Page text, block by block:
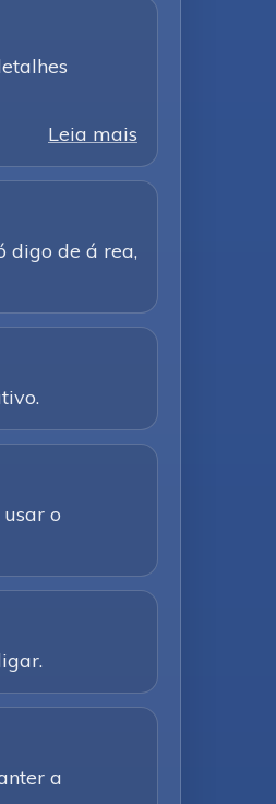
Leia mais
digo de á rea,
o
a